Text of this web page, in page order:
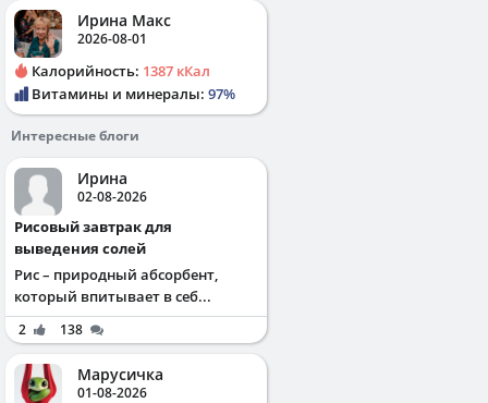
Ирина Макс
2026-08-01
Калорийность: 1387 кКал
Витамины и минералы: 97%
Интересные блоги
Ирина
02-08-2026
Рисовый завтрак для
выведения солей
Рис – природный абсорбент,
который впитывает в себ...
2 138
Марусичка
01-08-2026